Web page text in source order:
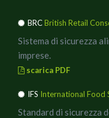
BRCBritish Retail
Sistema di sicurezza
imprese.
scarica PDF
IFS International Food
Standard di sicurezza